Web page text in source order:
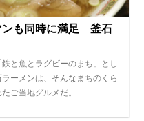
ンも同時に満足 釜石
と魚とラグビーのまち」とし
ーメンは、そんなまちのくら
ご当地グルメだ。